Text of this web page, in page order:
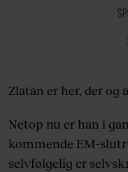
Zlatan er her, der og
Netop nu er han i
kommende EM-
selvfølgelig er